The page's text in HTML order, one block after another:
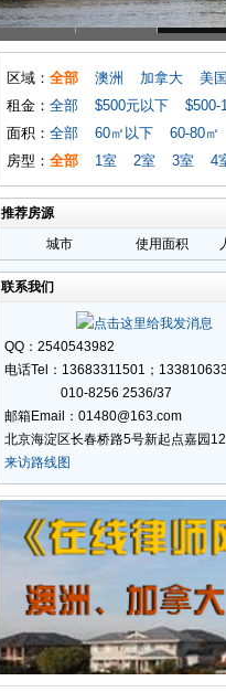
区域： 全部 澳洲 加拿大
美国
租金： 全部 $500元以下 $500-
面积： 全部 60㎡以下 60-80㎡
房型： 全部 1室 2室 3室 4
推荐房源
城市
使用面积
联系我们
QQ：2540543982
电话Tel：13683311501；
010-8256 2536/37
邮箱Email：01480@163.com
北京海淀区长春桥路5号新起点嘉园
来访路线图